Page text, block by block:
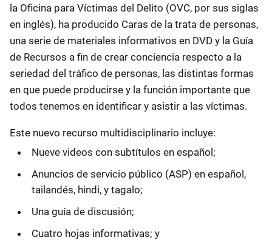
la Oficina para Víctimas del Delito (OVC, por sus siglas
en inglés), ha producido Caras de la trata de personas,
una serie de materiales informativos en DVD y la Guía
de Recursos a fin de crear conciencia respecto a la
seriedad del tráfico de personas, las distintas formas
en que puede producirse y la función importante que
todos tenemos en identificar y asistir a las víctimas.
Este nuevo recurso multidisciplinario incluye:
Nueve videos con subtítulos en español;
Anuncios de servicio público (ASP) en español,
tailandés, hindi, y tagalo;
Una guía de discusión;
Cuatro hojas informativas; y